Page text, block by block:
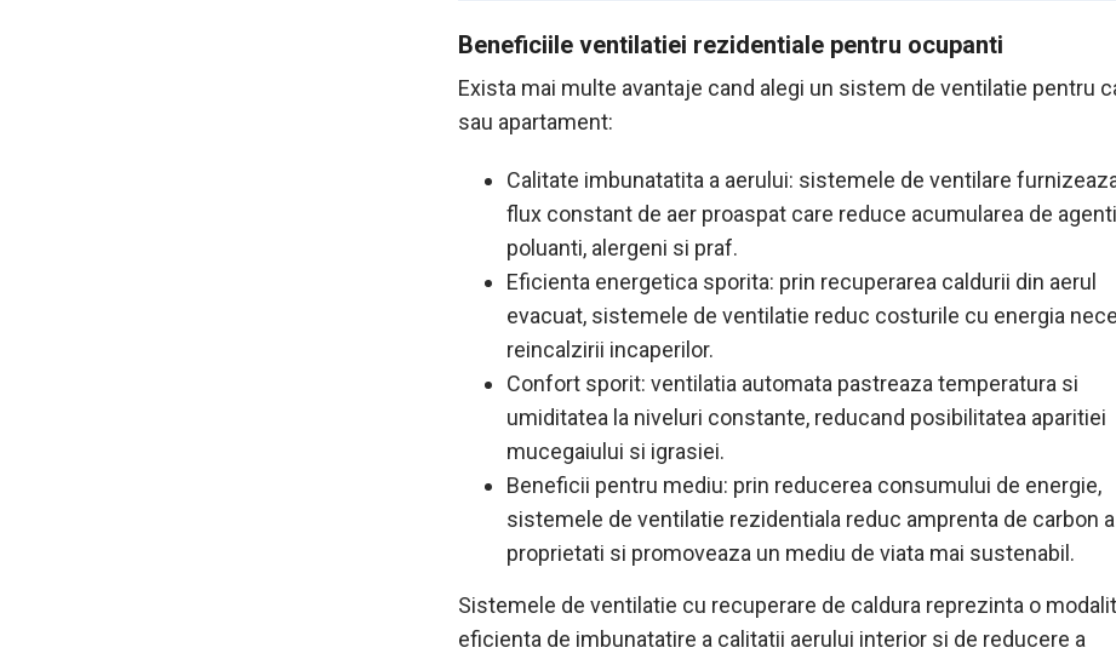
Beneficiile ventilatiei rezidentiale pentru ocupanti
Exista mai multe avantaje cand alegi un sistem de ventilatie pentru
sau apartament:
Calitate imbunatatita a aerului: sistemele de ventilare
flux constant de aer proaspat care reduce acumularea de agenti
poluanti, alergeni si praf.
Eficienta energetica sporita: prin recuperarea caldurii din aerul
evacuat, sistemele de ventilatie reduc costurile cu energia
reincalzirii incaperilor.
Confort sporit: ventilatia automata pastreaza temperatura si
umiditatea la niveluri constante, reducand posibilitatea aparitiei
mucegaiului si igrasiei.
Beneficii pentru mediu: prin reducerea consumului de energie,
sistemele de ventilatie rezidentiala reduc amprenta de carbon
proprietati si promoveaza un mediu de viata mai sustenabil.
Sistemele de ventilatie cu recuperare de caldura reprezinta o
eficienta de imbunatatire a calitatii aerului interior si de reducere a